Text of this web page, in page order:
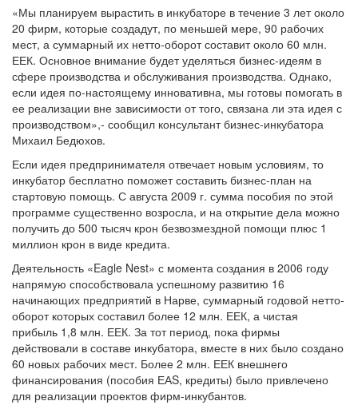
«Мы планируем вырастить в инкубаторе в течение 3 лет около
20 фирм, которые создадут, по меньшей мере, 90 рабочих
мест, а суммарный их нетто-оборот составит около 60 млн.
ЕЕК. Основное внимание будет уделяться бизнес-идеям в
сфере производства и обслуживания производства. Однако,
если идея по-настоящему инновативна, мы готовы помогать в
ее реализации вне зависимости от того, связана ли эта идея с
производством»,- сообщил консультант бизнес-инкубатора
Михаил Бедюхов.
Если идея предпринимателя отвечает новым условиям, то
инкубатор бесплатно поможет составить бизнес-план на
стартовую помощь. С августа 2009 г. сумма пособия по этой
программе существенно возросла, и на открытие дела можно
получить до 500 тысяч крон безвозмездной помощи плюс 1
миллион крон в виде кредита.
Деятельность «Eagle Nest» с момента создания в 2006 году
напрямую способствовала успешному развитию 16
начинающих предприятий в Нарве, суммарный годовой нетто-
оборот которых составил более 12 млн. ЕЕК, а чистая
прибыль 1,8 млн. ЕЕК. За тот период, пока фирмы
действовали в составе инкубатора, вместе в них было создано
60 новых рабочих мест. Более 2 млн. ЕЕК внешнего
финансирования (пособия ЕАS, кредиты) было привлечено
для реализации проектов фирм-инкубантов.